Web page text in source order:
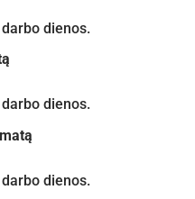
dienos.
dienos.
dienos.